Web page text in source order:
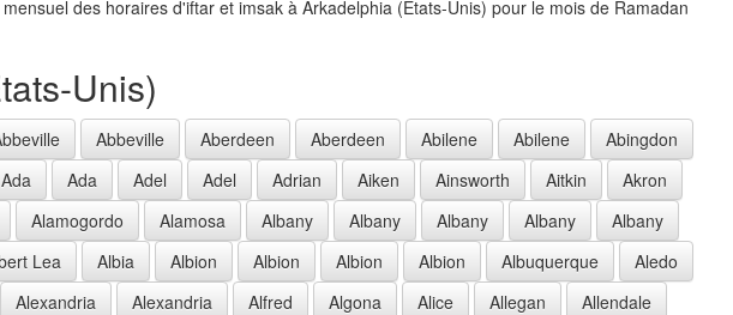
des horaires d'iftar et imsak à Arkadelphia (Etats-Unis) pour le mois de Ramadan
Unis)
Abbeville Aberdeen Aberdeen Abilene Abilene
Abingdon
Ada Ada Adel Adel Adrian Aiken Ainsworth Aitkin
Akron
Alamogordo Alamosa Albany Albany Albany Albany
Albany
Lea Albia Albion Albion Albion Albion Albuquerque
Aledo
Alexandria Alexandria Alfred Algona Alice Allegan
Allendale